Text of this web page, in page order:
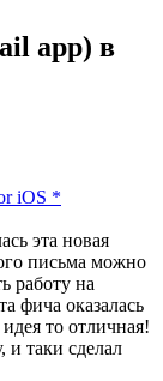
app) в
iOS *
эта новая
письма можно
работу на
фича оказалась
то отличная!
и таки сделал